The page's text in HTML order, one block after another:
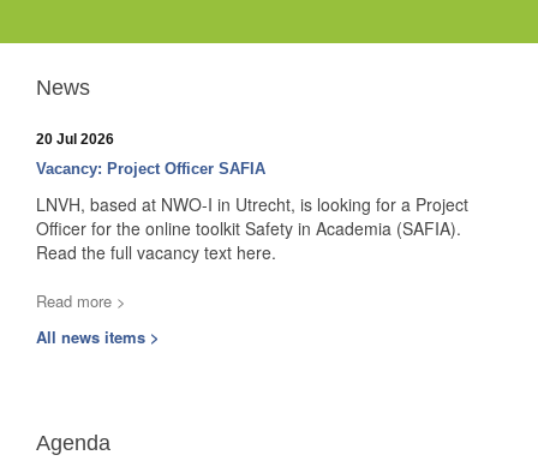
News
20 Jul 2026
Vacancy: Project Officer SAFIA
LNVH, based at NWO-I in Utrecht, is looking for a Project
Officer for the online toolkit Safety in Academia (SAFIA).
Read the full vacancy text here.
Read more >
All news items >
Agenda